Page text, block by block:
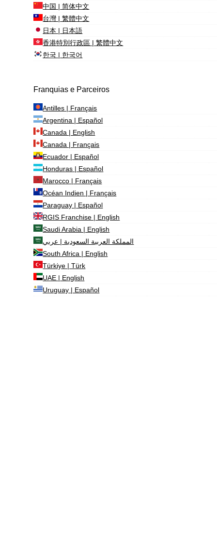
中国 | 简体中文
台灣 | 繁體中文
日本 | 日本語
香港特別行政區 | 繁體中文
한국 | 한국어
Franquias e Parceiros
Antilles | Français
Argentina | Español
Canada | English
Canada | Français
Ecuador | Español
Honduras | Español
Marocco | Français
Océan Indien | Français
Paraguay | Español
RGIS Franchise | English
Saudi Arabia | English
المملكة العربية السعودية | عربي
South Africa | English
Türkiye | Türk
UAE | English
Uruguay | Español